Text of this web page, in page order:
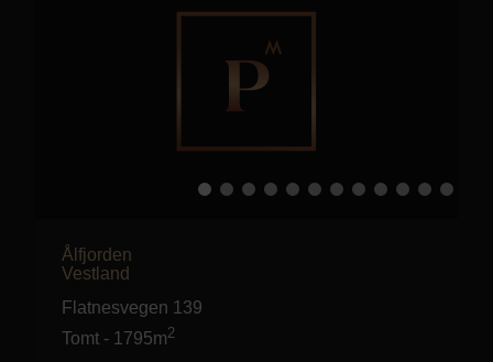
Ålfjorden
Vestland
Flatnesvegen 139
Tomt - 1795m2